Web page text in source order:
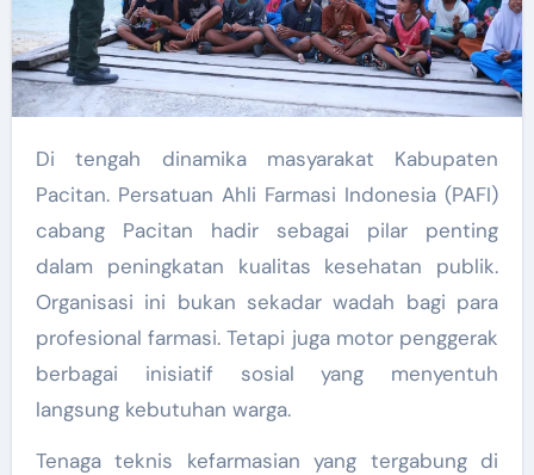
Di tengah dinamika masyarakat Kabupaten
Pacitan. Persatuan Ahli Farmasi Indonesia (PAFI)
cabang Pacitan hadir sebagai pilar penting
dalam peningkatan kualitas kesehatan publik.
Organisasi ini bukan sekadar wadah bagi para
profesional farmasi. Tetapi juga motor penggerak
berbagai inisiatif sosial yang menyentuh
langsung kebutuhan warga.
Tenaga teknis kefarmasian yang tergabung di